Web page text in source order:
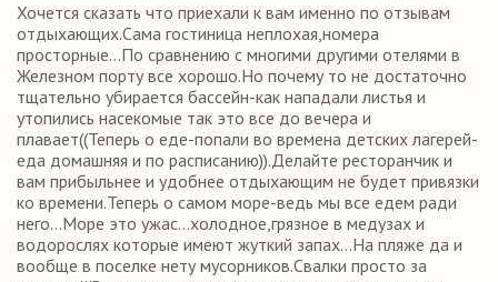
Хочется сказать что приехали к вам именно по отзывам
отдыхающих.Сама гостиница неплохая,номера
просторные...По сравнению с многими другими отелями в
Железном порту все хорошо.Но почему то не достаточно
тщательно убирается бассейн-как нападали листья и
утопились насекомые так это все до вечера и
плавает((Теперь о еде-попали во времена детских лагерей-
еда домашняя и по расписанию)).Делайте ресторанчик и
вам прибыльнее и удобнее отдыхающим не будет привязки
ко времени.Теперь о самом море-ведь мы все едем ради
него...Море это ужас...холодное,грязное в медузах и
водорослях которые имеют жуткий запах...На пляже да и
вообще в поселке нету мусорников.Свалки просто за